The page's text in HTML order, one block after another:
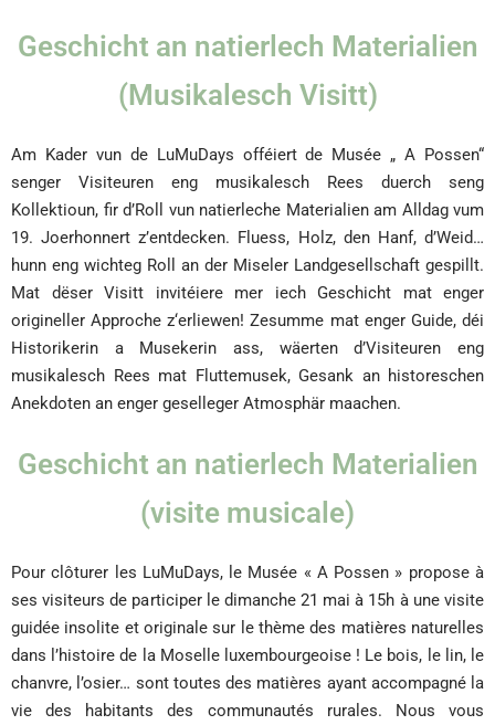
Geschicht an natierlech Materialien
(Musikalesch Visitt)
Am Kader vun de LuMuDays offéiert de Musée „ A Possen“
senger Visiteuren eng musikalesch Rees duerch seng
Kollektioun, fir d’Roll vun natierleche Materialien am Alldag vum
19. Joerhonnert z’entdecken. Fluess, Holz, den Hanf, d’Weid…
hunn eng wichteg Roll an der Miseler Landgesellschaft gespillt.
Mat dëser Visitt invitéiere mer iech Geschicht mat enger
origineller Approche z‘erliewen! Zesumme mat enger Guide, déi
Historikerin a Musekerin ass, wäerten d’Visiteuren eng
musikalesch Rees mat Fluttemusek, Gesank an historeschen
Anekdoten an enger geselleger Atmosphär maachen.
Geschicht an natierlech Materialien
(visite musicale)
Pour clôturer les LuMuDays, le Musée « A Possen » propose à
ses visiteurs de participer le dimanche 21 mai à 15h à une visite
guidée insolite et originale sur le thème des matières naturelles
dans l’histoire de la Moselle luxembourgeoise ! Le bois, le lin, le
chanvre, l’osier… sont toutes des matières ayant accompagné la
vie des habitants des communautés rurales. Nous vous